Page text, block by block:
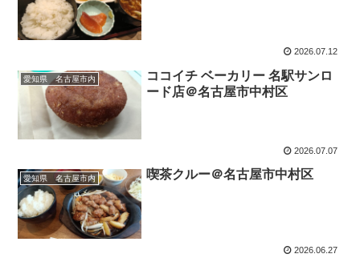
2026.07.12
愛知県 名古屋市内
ココイチ ベーカリー 名駅サンロ
ード店＠名古屋市中村区
2026.07.07
愛知県 名古屋市内 喫茶クルー＠名古屋市中村区
2026.06.27